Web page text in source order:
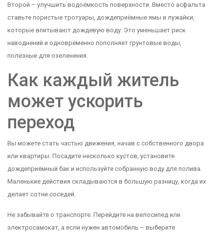
Второй – улучшить водоёмкость поверхности. Вместо асфальта
ставьте пористые тротуары, дождеприёмные ямы и лужайки,
которые впитывают дождевую воду. Это уменьшает риск
наводнений и одновременно пополняет грунтовые воды,
полезные для озеленения.
Как каждый житель
может ускорить
переход
Вы можете стать частью движения, начав с собственного двора
или квартиры. Посадите несколько кустов, установите
дождеприёмный бак и используйте собранную воду для полива.
Маленькие действия складываются в большую разницу, когда их
делает сотни соседей.
Не забывайте о транспорте. Перейдите на велосипед или
электросамокат, а если нужен автомобиль – выберите